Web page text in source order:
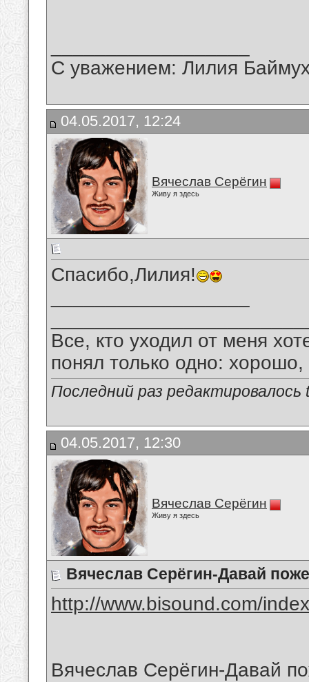
С уважением: Лилия
04.05.2017, 12:24
Вячеслав Серёгин
Живу я здесь
Спасибо,Лилия!
Все, кто уходил от меня
понял только одно:
Последний раз
04.05.2017, 12:30
Вячеслав Серёгин
Живу я здесь
Вячеслав Серёгин-Давай
http://www.bisound.com/
Вячеслав Серёгин-Давай